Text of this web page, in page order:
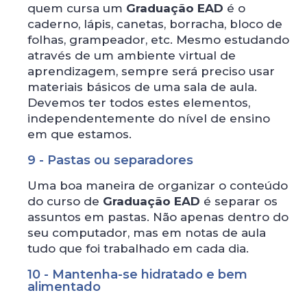
quem cursa um Graduação EAD é o
caderno, lápis, canetas, borracha, bloco de
folhas, grampeador, etc. Mesmo estudando
através de um ambiente virtual de
aprendizagem, sempre será preciso usar
materiais básicos de uma sala de aula.
Devemos ter todos estes elementos,
independentemente do nível de ensino
em que estamos.
9 - Pastas ou separadores
Uma boa maneira de organizar o conteúdo
do curso de Graduação EAD é separar os
assuntos em pastas. Não apenas dentro do
seu computador, mas em notas de aula
tudo que foi trabalhado em cada dia.
10 - Mantenha-se hidratado e bem
alimentado